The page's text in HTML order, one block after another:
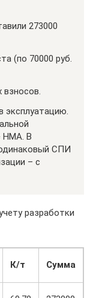
273000
(по 70000 руб.
взносов.
эксплуатацию.
НМА. В
СПИ
– с
разработки
К/т Сумма